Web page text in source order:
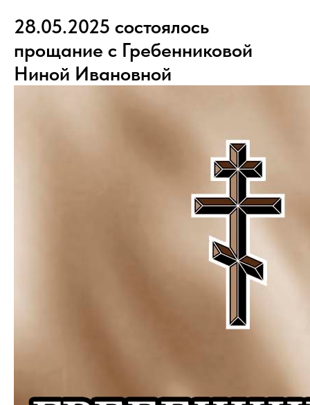
28.05.2025 состоялось
прощание с Гребенниковой
Ниной Ивановной